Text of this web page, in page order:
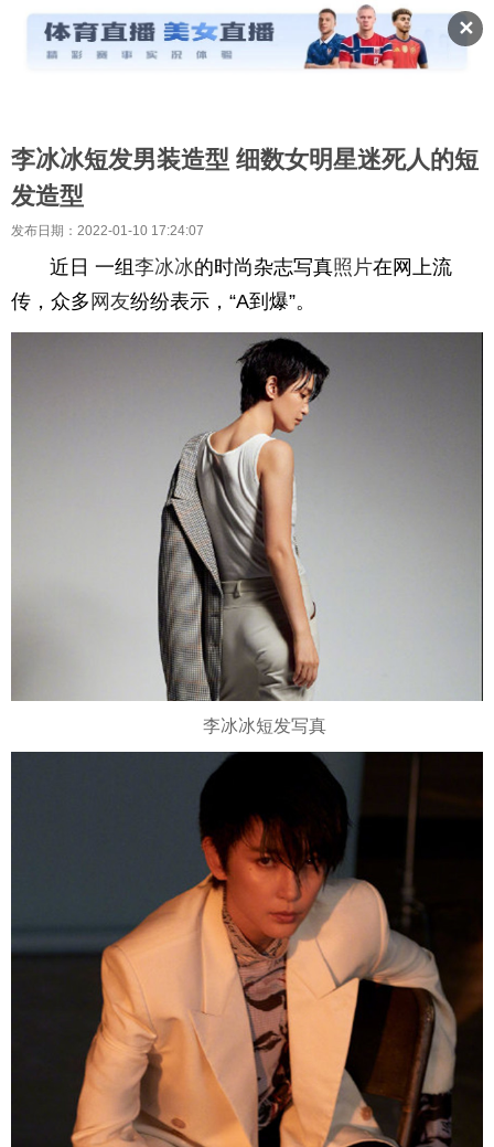
✕
李冰冰短发男装造型 细数女明星迷死人的短
发造型
发布日期：2022-01-10 17:24:07
近日 一组李冰冰的时尚杂志写真照片在网上流
传，众多 网友纷纷表示，“A到爆”。
李冰冰短发写真